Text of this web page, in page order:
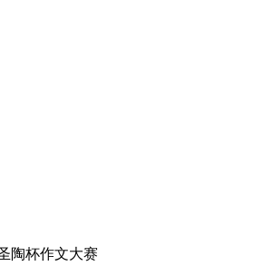
陶杯作文大赛